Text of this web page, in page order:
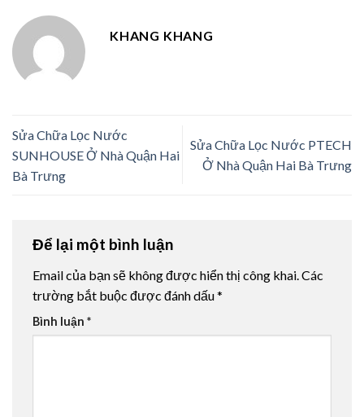
KHANG KHANG
Sửa Chữa Lọc Nước
SUNHOUSE Ở Nhà Quận Hai
Bà Trưng
Sửa Chữa Lọc Nước PTECH
Ở Nhà Quận Hai Bà Trưng
Để lại một bình luận
Email của bạn sẽ không được hiển thị công khai. Các
trường bắt buộc được đánh dấu*
Bình luận *